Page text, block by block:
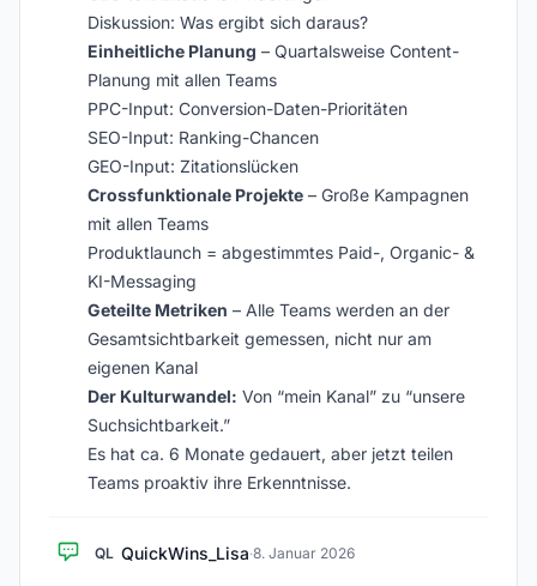
Diskussion: Was ergibt sich daraus?
Einheitliche Planung – Quartalsweise Content-
Planung mit allen Teams
PPC-Input: Conversion-Daten-Prioritäten
SEO-Input: Ranking-Chancen
GEO-Input: Zitationslücken
Crossfunktionale Projekte – Große Kampagnen
mit allen Teams
Produktlaunch = abgestimmtes Paid-, Organic- &
KI-Messaging
Geteilte Metriken – Alle Teams werden an der
Gesamtsichtbarkeit gemessen, nicht nur am
eigenen Kanal
Der Kulturwandel: Von “mein Kanal” zu “unsere
Suchsichtbarkeit.”
Es hat ca. 6 Monate gedauert, aber jetzt teilen
Teams proaktiv ihre Erkenntnisse.
QL QuickWins_Lisa·8. Januar 2026